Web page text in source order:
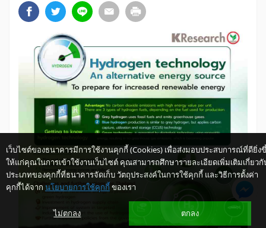
เว็บไซต์ของธนาคารมีการใช้งานคุกกี้ (Cookies) เพื่อส่งมอบประสบการณ์ที่ดียิ่ง
ให้แก่คุณในการเข้าใช้งานเว็บไซต์ คุณสามารถศึกษารายละเอียดเพิ่มเติมเกี่ยวกั
ประเภทของคุกกี้ที่ธนาคารจัดเก็บ วัตถุประสงค์ในการใช้คุกกี้ และวิธีการตั้งค่า
คุกกี้ได้จาก นโยบายการใช้คุกกี้ ของเรา
ไม่ตกลง ตกลง